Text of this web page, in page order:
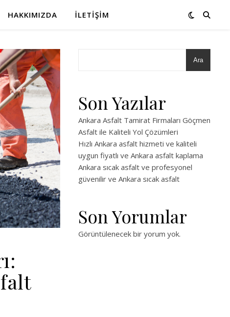
HAKKIMIZDA İLETIŞIM
Ara
Son Yazılar
Ankara Asfalt Tamirat Firmaları Göçmen
Asfalt ile Kaliteli Yol Çözümleri
Hızlı Ankara asfalt hizmeti ve kaliteli
uygun fiyatlı ve Ankara asfalt kaplama
Ankara sıcak asfalt ve profesyonel
güvenilir ve Ankara sıcak asfalt
Son Yorumlar
Görüntülenecek bir yorum yok.